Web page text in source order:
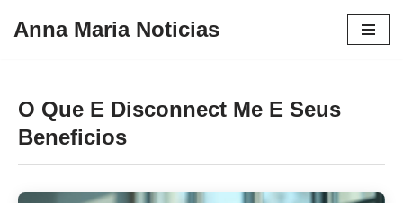
conteúdo
Anna Maria Noticias
O Que E Disconnect Me E Seus
Beneficios